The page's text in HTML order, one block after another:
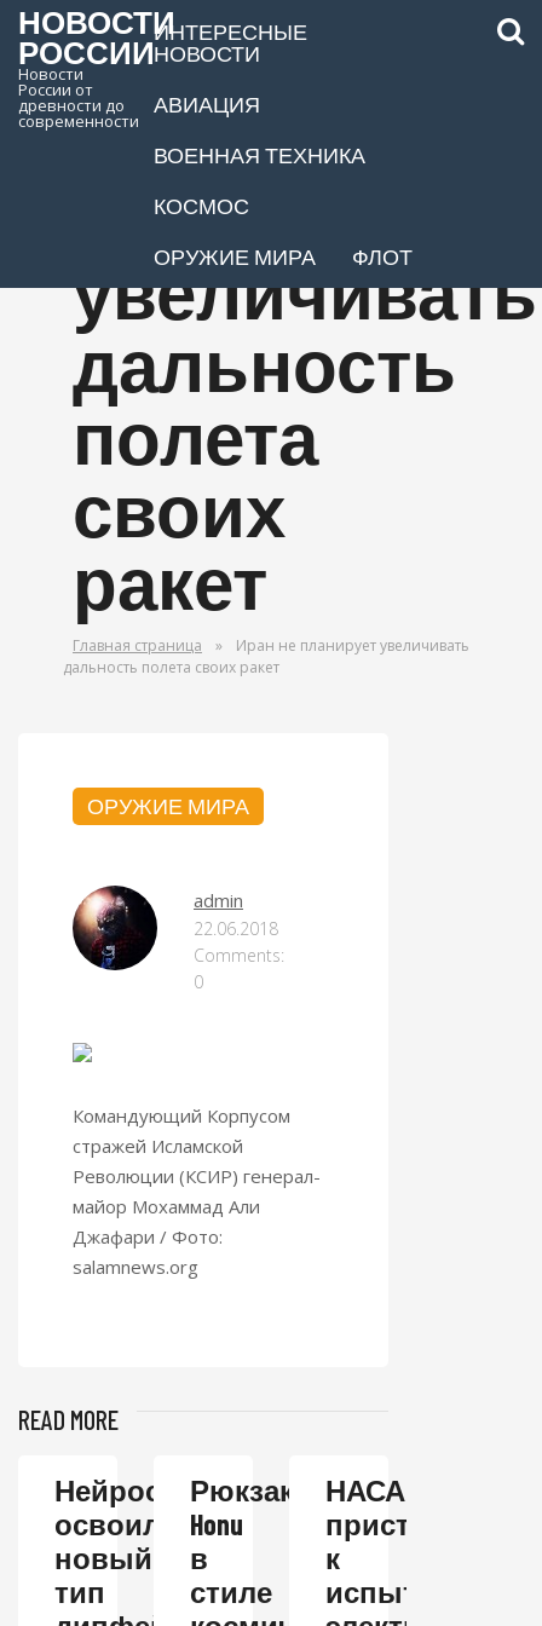
НОВОСТИ
РОССИИ
Новости
России от
древности до
современности
ИНТЕРЕСНЫЕ
НОВОСТИ
АВИАЦИЯ
ВОЕННАЯ ТЕХНИКА
КОСМОС
ОРУЖИЕ МИРА
ФЛОТ
Иран не
планирует
увеличивать
дальность
полета
своих
ракет
Главная страница »
Иран не планирует увеличивать
дальность полета своих ракет
ОРУЖИЕ МИРА
admin
22.06.2018
Comments:
0
Командующий Корпусом
стражей Исламской
Революции (КСИР) генерал-
майор Мохаммад Али
Джафари / Фото:
salamnews.org
READ MORE
Нейросеть
освоила
новый
тип
Рюкзак
Honu
в
стиле
НАСА
приступает
к
испытаниям